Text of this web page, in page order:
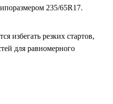
235/65R17.
избегать резких стартов,
для равномерного